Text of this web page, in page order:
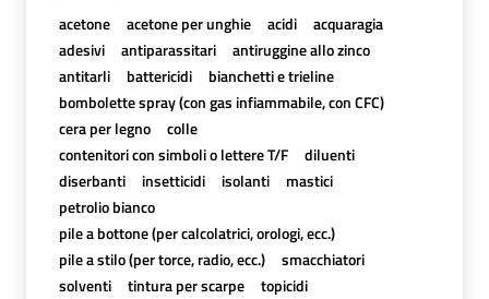
acetone acetone per unghie acidi
acquaragia
adesivi
antiparassitari
antiruggine allo zinco
antitarli
battericidi
bianchetti e trieline
bombolette spray (con gas infiammabile, con CFC)
cera per legno
colle
contenitori con simboli o lettere T/F
diluenti
diserbanti
insetticidi isolanti
mastici
petrolio bianco
pile a bottone (per calcolatrici, orologi, ecc.)
pile a stilo (per torce, radio, ecc.)
smacchiatori
solventi
tintura per scarpe topicidi